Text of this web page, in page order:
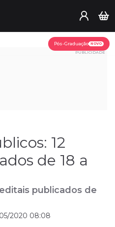
Pós-Graduação NOVO
PUBLICIDADE
12
de 18 a
publicados de
2020 08:08